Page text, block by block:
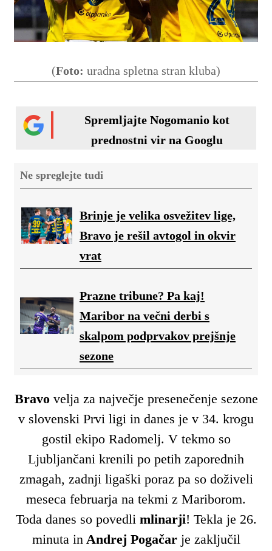
(Foto: uradna spletna stran kluba)
Spremljajte Nogomanio kot
prednostni vir na Googlu
Ne spreglejte tudi
Brinje je velika osvežitev lige,
Bravo je rešil avtogol in okvir
vrat
Prazne tribune? Pa kaj!
Maribor na večni derbi s
skalpom podprvakov prejšnje
sezone
Bravo velja za največje presenečenje sezone
v slovenski Prvi ligi in danes je v 34. krogu
gostil ekipo Radomelj. V tekmo so
Ljubljančani krenili po petih zaporednih
zmagah, zadnji ligaški poraz pa so doživeli
meseca februarja na tekmi z Mariborom.
Toda danes so povedli mlinarji! Tekla je 26.
minuta inAndrej Pogačarje zaključil